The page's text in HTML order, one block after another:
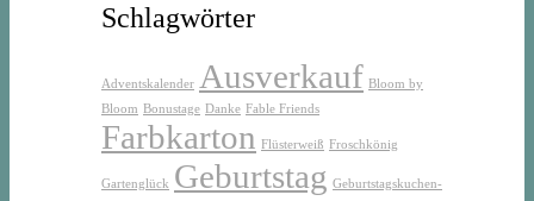
Schlagwörter
Adventskalender Ausverkauf Bloom by
Bloom Bonustage Danke Fable Friends
Farbkarton Flüsterweiß Froschkönig
Gartenglück Geburtstag Geburtstagskuchen-